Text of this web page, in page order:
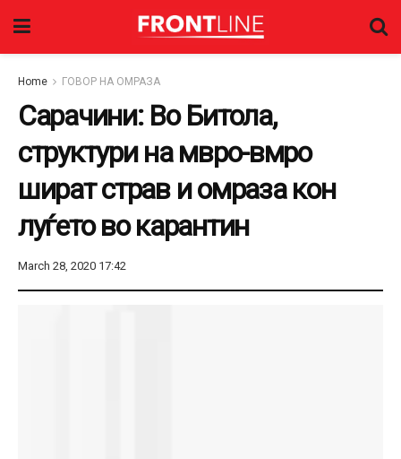
Home ГОВОР НА ОМРАЗА
Сарачини: Во Битола,
структури на мвро-вмро
шират страв и омраза кон
луѓето во карантин
March 28, 2020 17:42